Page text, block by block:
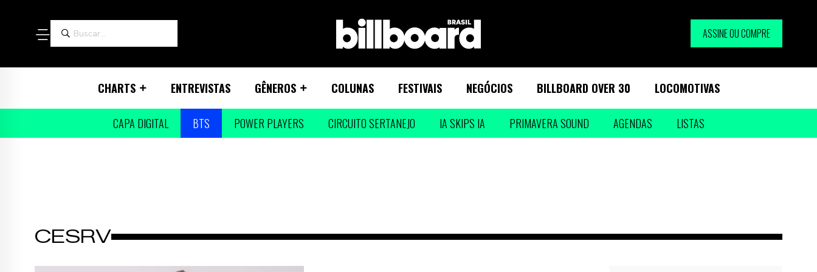
ASSINE OU COMPRE
CHARTS ENTREVISTAS GÊNEROS COLUNAS FESTIVAIS NEGÓCIOS BILLBOARD OVER 30 LOCOMOTIVAS
CAPA DIGITAL BTS POWER PLAYERS CIRCUITO SERTANEJO IA SKIPS IA PRIMAVERA SOUND AGENDAS LISTAS
CESRV